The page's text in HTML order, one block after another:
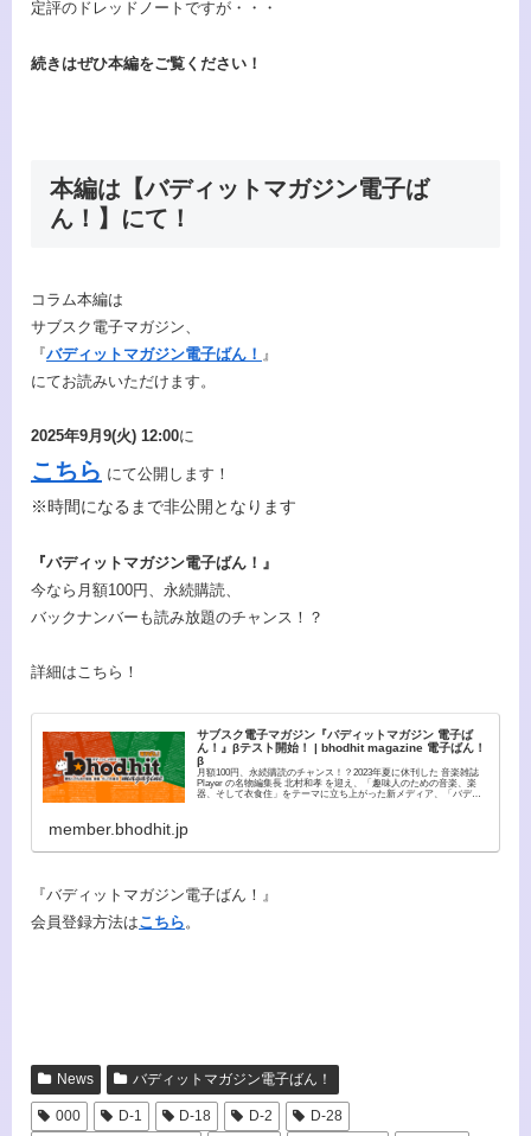
定評のドレッドノートですが・・・
続きはぜひ本編をご覧ください！
本編は【バディットマガジン電子ば
ん！】にて！
コラム本編は
サブスク電子マガジン、
『バディットマガジン電子ばん！ 』
にてお読みいただけます。
2025年9月9(火) 12:00に
こちら にて公開します！
※時間になるまで非公開となります
『バディットマガジン電子ばん！』
今なら月額100円、永続購読、
バックナンバーも読み放題のチャンス！？
詳細はこちら！
サブスク電子マガジン『バディットマガジン 電子ば
ん！』βテスト開始！ | bhodhit magazine 電子ばん！
β
月額100円、永続購読のチャンス！？2023年夏に休刊した 音楽雑誌
Player の名物編集長 北村和孝 を迎え、「趣味人のための音楽、楽
器、そして衣食住」をテーマに立ち上がった新メディア、「バディ
member.bhodhit.jp
『バディットマガジン電子ばん！』
会員登録方法はこちら 。
News バディットマガジン電子ばん！
000 D-1 D-18 D-2
D-28